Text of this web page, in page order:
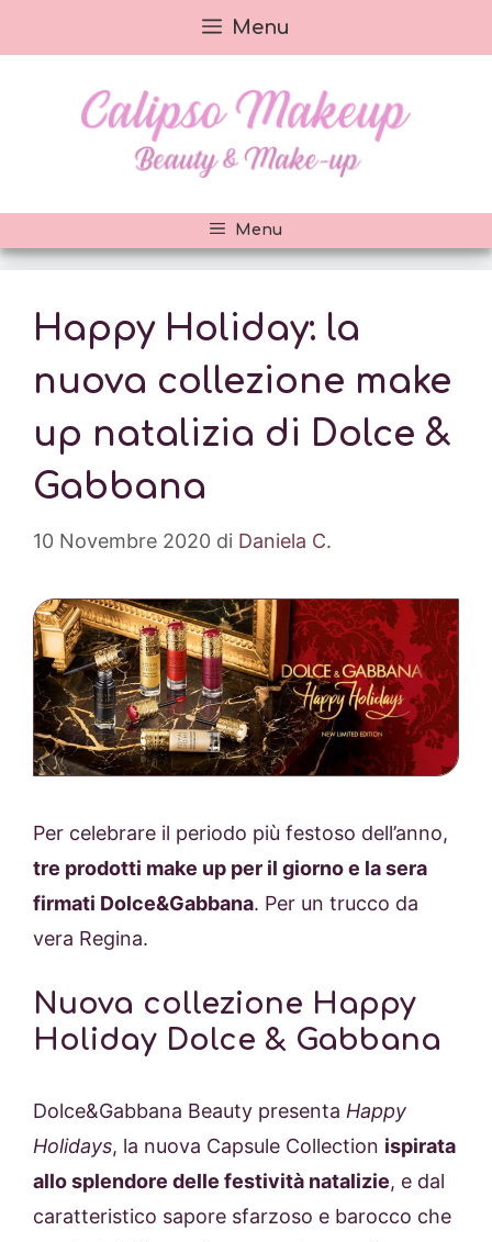
al
Menu
Menu
Happy Holiday: la
nuova collezione make
up natalizia di Dolce &
Gabbana
10 Novembre 2020 di Daniela C.
Per celebrare il periodo più festoso dell’anno,
tre prodotti make up per il giorno e la sera
firmati Dolce&Gabbana. Per un trucco da
vera Regina.
Nuova collezione Happy
Holiday Dolce & Gabbana
Dolce&Gabbana Beauty presenta Happy
Holidays, la nuova Capsule Collection ispirata
allo splendore delle festività natalizie, e dal
caratteristico sapore sfarzoso e barocco che